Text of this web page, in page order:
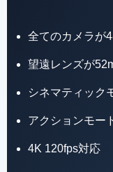
全てのカメラが
望遠レンズが
シネマティック
アクションモー
4K 120fps対応